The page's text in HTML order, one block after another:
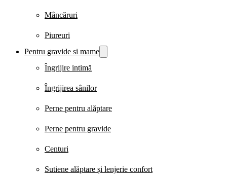
Mâncăruri
Piureuri
Pentru gravide si mame
Îngrijire intimă
Îngrijirea sânilor
Perne pentru alăptare
Perne pentru gravide
Centuri
Sutiene alăptare și lenjerie confort